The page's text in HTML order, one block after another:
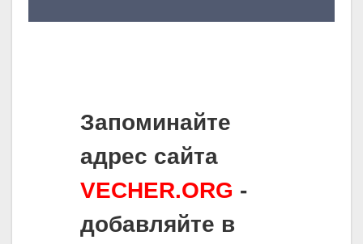
Запоминайте
адрес сайта
VECHER.ORG -
добавляйте в